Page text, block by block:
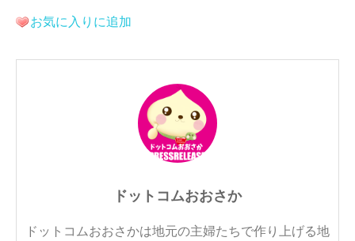
お気に入りに追加
ドットコムおおさか
ドットコムおおさかは地元の主婦たちで作り上げる地